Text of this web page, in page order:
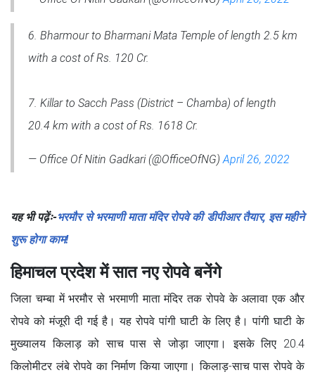
6. Bharmour to Bharmani Mata Temple of length 2.5 km
with a cost of Rs. 120 Cr.
7. Killar to Sacch Pass (District – Chamba) of length
20.4 km with a cost of Rs. 1618 Cr.
— Office Of Nitin Gadkari (@OfficeOfNG) April 26, 2022
यह भी पढ़ेंः-भरमौर से भरमाणी माता मंदिर रोपवे की डीपीआर तैयार, इस महीने
शुरू होगा काम!
हिमाचल प्रदेश में सात नए रोपवे बनेंगे
जिला चम्बा में भरमौर से भरमाणी माता मंदिर तक रोपवे के अलावा एक और
रोपवे को मंजूरी दी गई है। यह रोपवे पांगी घाटी के लिए है। पांगी घाटी के
मुख्यालय किलाड़ को साच पास से जोड़ा जाएगा। इसके लिए 20.4
किलोमीटर लंबे रोपवे का निर्माण किया जाएगा। किलाड़-साच पास रोपवे के